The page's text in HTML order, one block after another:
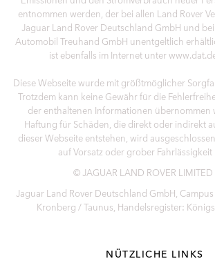
entnommen werden, der bei allen Land Rover
Jaguar Land Rover Deutschland GmbH und
Automobil Treuhand GmbH unentgeltlich
ist ebenfalls im Internet unter
Diese Webseite wurde mit größtmöglicher
Trotzdem kann keine Gewähr für die
der enthaltenen Informationen übernommen
Haftung für Schäden, die direkt oder indirekt
dieser Webseite entstehen, wird
auf Vorsatz oder grober
© JAGUAR LAND ROVER
Jaguar Land Rover Deutschland GmbH,
Kronberg / Taunus, Handelsregister:
NÜTZLICHE LINKS